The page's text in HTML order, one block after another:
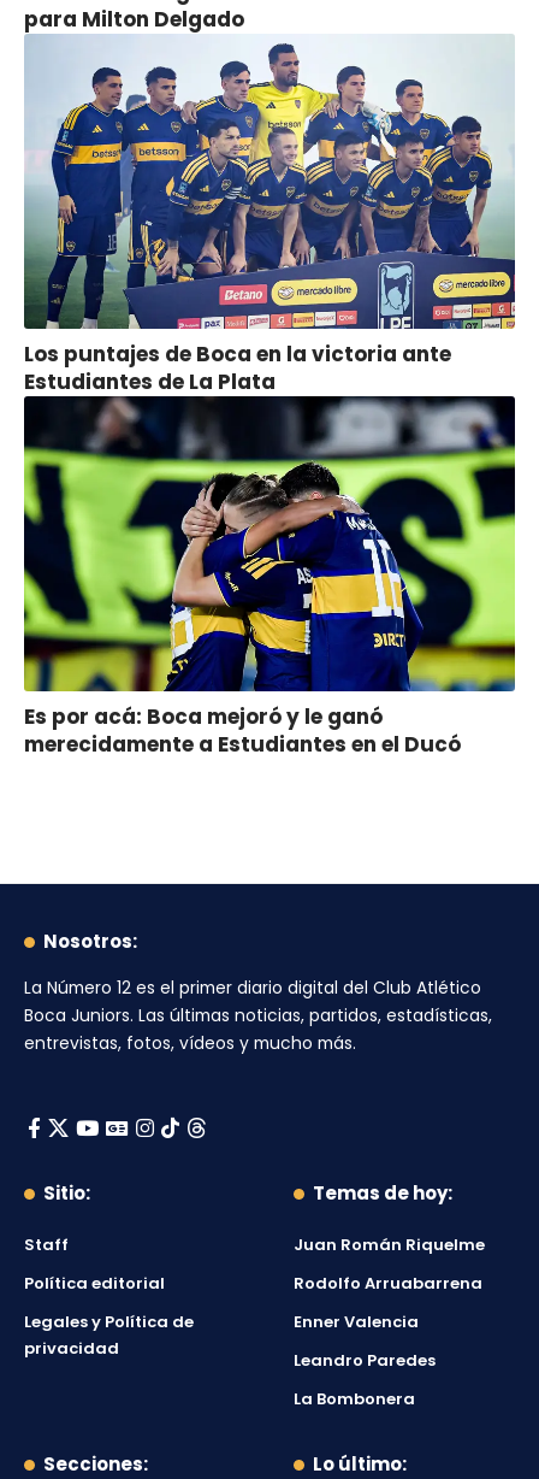
para Milton Delgado
Los puntajes de Boca en la victoria ante
Estudiantes de La Plata
Es por acá: Boca mejoró y le ganó
merecidamente a Estudiantes en el Ducó
Nosotros:
La Número 12 es el primer diario digital del Club Atlético
Boca Juniors. Las últimas noticias, partidos, estadísticas,
entrevistas, fotos, vídeos y mucho más.
Sitio:
Staff
Política editorial
Legales y Política de
privacidad
Temas de hoy:
Juan Román Riquelme
Rodolfo Arruabarrena
Enner Valencia
Leandro Paredes
La Bombonera
Secciones: Lo último: